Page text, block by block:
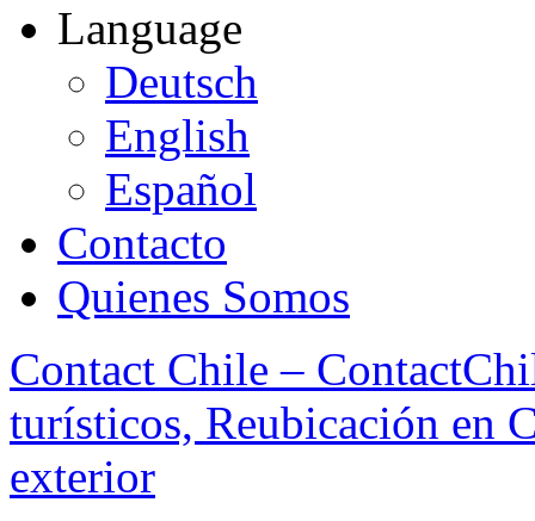
Language
Deutsch
English
Español
Contacto
Quienes Somos
Contact Chile –
turísticos, Reubicación en
exterior